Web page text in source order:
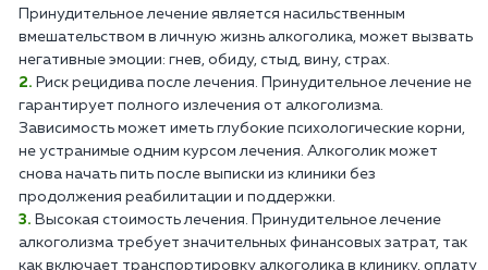
Принудительное лечение является насильственным
вмешательством в личную жизнь алкоголика, может вызвать
негативные эмоции: гнев, обиду, стыд, вину, страх.
Риск рецидива после лечения. Принудительное лечение не
гарантирует полного излечения от алкоголизма.
Зависимость может иметь глубокие психологические корни,
не устранимые одним курсом лечения. Алкоголик может
снова начать пить после выписки из клиники без
продолжения реабилитации и поддержки.
Высокая стоимость лечения. Принудительное лечение
алкоголизма требует значительных финансовых затрат, так
как включает транспортировку алкоголика в клинику, оплату